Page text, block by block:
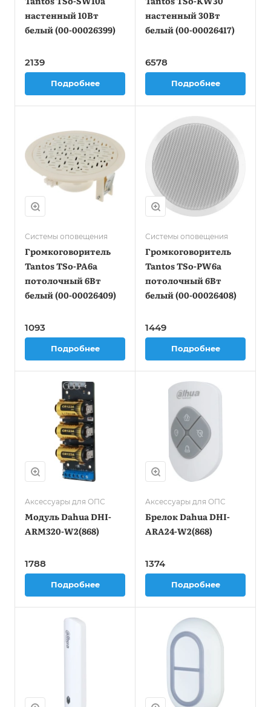
настенный 10Вт
белый (00-00026399)
2139
Подробнее
настенный 30Вт
белый (00-00026417)
6578
Подробнее
Системы оповещения
Громкоговоритель
Tantos TSo-PA6a
потолочный 6Вт
белый (00-00026409)
1093
Подробнее
Системы оповещения
Громкоговоритель
Tantos TSo-PW6a
потолочный 6Вт
белый (00-00026408)
1449
Подробнее
Аксессуары для ОПС
Модуль Dahua DHI-
ARM320-W2(868)
1788
Подробнее
Аксессуары для ОПС
Брелок Dahua DHI-
ARA24-W2(868)
1374
Подробнее